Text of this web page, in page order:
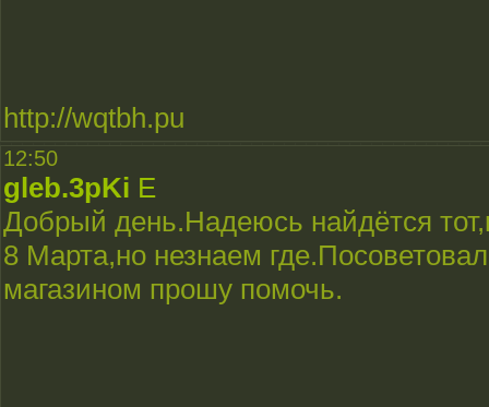
http://wqtbh.pu
12:50
gleb.3pKi E
Добрый день.Надеюсь найдётся
8 Марта,но незнаем
магазином прошу помочь.